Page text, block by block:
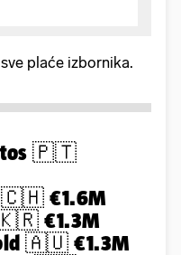
plaće izbornika.
🇵🇹
🇨🇭 €1.6M
🇰🇷 €1.3M
🇦🇺 €1.3M